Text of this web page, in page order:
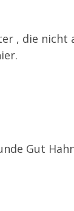
, die
Gut